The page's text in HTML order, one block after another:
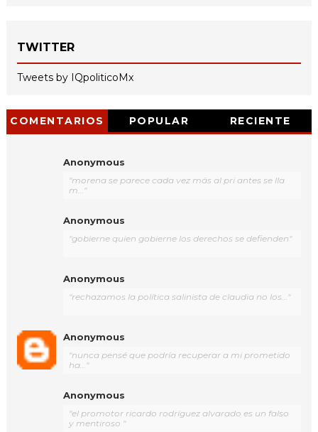
TWITTER
Tweets by IQpoliticoMx
COMENTARIOS POPULAR RECIENTE
Anonymous
"morena se parece cada vez más al pri antes se lla
m..."
Anonymous
"gobierne quien gobierne los derechos se defienden"
Anonymous
"rechazamos la política salinista de claudia no los..."
Anonymous
"nunca pensé que podría recuperar a mi prometido
ha..."
Anonymous
"el promotor ricardo rodríguez alvarado es un falso
y mentiroso "